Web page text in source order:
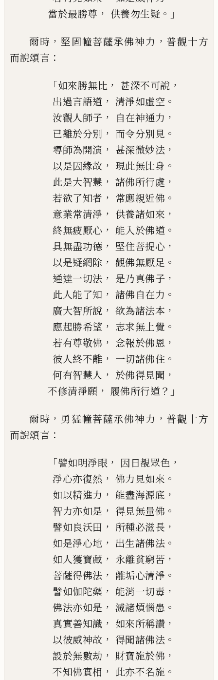
當於最勝尊 ， 供養勿生疑 。」
爾時 ， 堅固幢菩薩承佛神力 ， 普觀十方
而說頌言 ：
「如來勝無比 ， 甚深不可說 ，
出過言語道 ， 清淨如虛空 。
汝觀人師子 ， 自在神通力 ，
已離於分別 ， 而令分別見 。
導師為開演 ， 甚深微妙法 ，
以是因緣故 ， 現此無比身 。
此是大智慧 ， 諸佛所行處 ，
若欲了知者 ， 常應親近佛 。
意業常清淨 ， 供養諸如來 ，
終無疲厭心 ， 能入於佛道 。
具無盡功德 ， 堅住菩提心 ，
以是疑網除 ， 觀佛無厭足 。
通達一切法 ， 是乃真佛子 ，
此人能了知 ， 諸佛自在力 。
廣大智所說 ， 欲為諸法本 ，
應起勝希望 ， 志求無上覺 。
若有尊敬佛 ， 念報於佛恩 ，
彼人終不離 ， 一切諸佛住 。
何有智慧人 ， 於佛得見聞 ，
不修清淨願 ， 履佛所行道？」
爾時 ， 勇猛幢菩薩承佛神力 ， 普觀十方
而說頌言 ：
「譬如明淨眼 ， 因日覩眾色 ，
淨心亦復然 ， 佛力見如來 。
如以精進力 ， 能盡海源底 ，
智力亦如是 ， 得見無量佛 。
譬如良沃田 ， 所種必滋長 ，
如是淨心地 ， 出生諸佛法 。
如人獲寶藏 ， 永離貧窮苦 ，
菩薩得佛法 ， 離垢心清淨 。
譬如伽陀藥 ， 能消一切毒 ，
佛法亦如是 ， 滅諸煩惱患 。
真實善知識 ， 如來所稱讚 ，
以彼威神故 ， 得聞諸佛法 。
設於無數劫 ， 財寶施於佛 ，
不知佛實相 ， 此亦不名施 。